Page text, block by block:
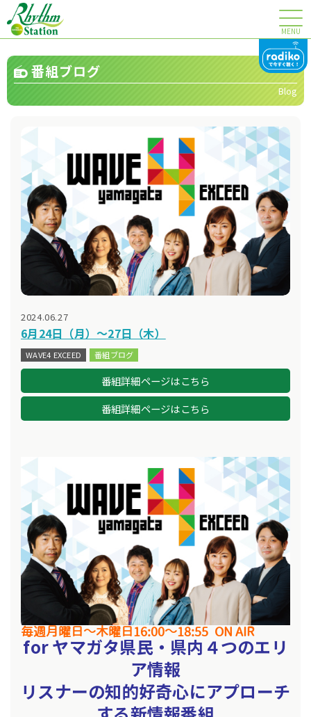
MENU
番組ブログ
Blog
2024.06.27
6月24日（月）～27日（木）
WAVE4 EXCEED 番組ブログ
番組詳細ページはこちら
番組詳細ページはこちら
毎週月曜日～木曜日16:00～18:55 ON AIR
forヤマガタ県民・ 県内４つのエリ
ア情報
リスナーの知的好奇心にアプローチ